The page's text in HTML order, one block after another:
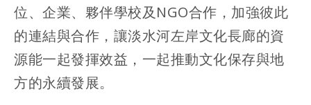
位、企業、夥伴學校及NGO合作，加強彼此
的連結與合作，讓淡水河左岸文化長廊的資
源能一起發揮效益，一起推動文化保存與地
方的永續發展。